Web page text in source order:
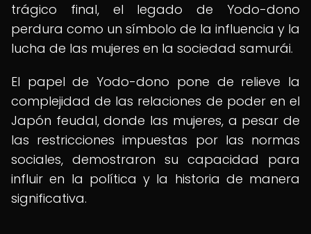
trágico final, el legado de Yodo-dono
perdura como un símbolo de la influencia y la
lucha de las mujeres en la sociedad samurái.
El papel de Yodo-dono pone de relieve la
complejidad de las relaciones de poder en el
Japón feudal, donde las mujeres, a pesar de
las restricciones impuestas por las normas
sociales, demostraron su capacidad para
influir en la política y la historia de manera
significativa.